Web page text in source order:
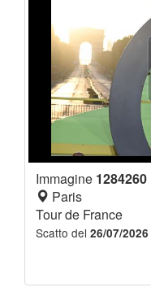
Immagine 1284260
Paris
Tour de France
Scatto del 26/07/2026